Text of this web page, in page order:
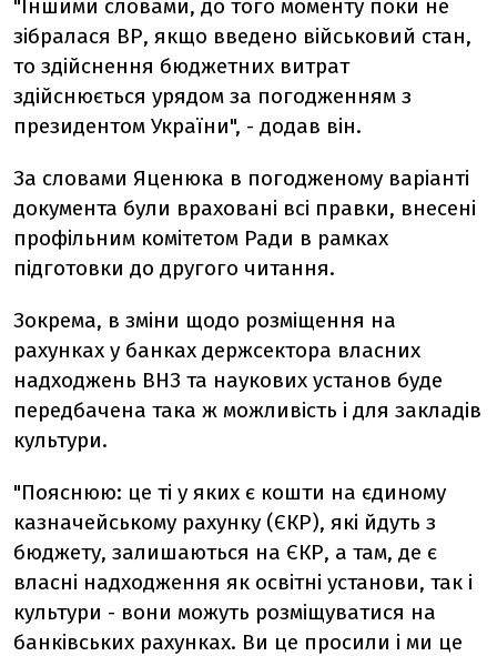
"Іншими словами, до того моменту поки не
зібралася ВР, якщо введено військовий стан,
то здійснення бюджетних витрат
здійснюється урядом за погодженням з
президентом України", - додав він.
За словами Яценюка в погодженому варіанті
документа були враховані всі правки, внесені
профільним комітетом Ради в рамках
підготовки до другого читання.
Зокрема, в зміни щодо розміщення на
рахунках у банках держсектора власних
надходжень ВНЗ та наукових установ буде
передбачена така ж можливість і для закладів
культури.
"Пояснюю: це ті у яких є кошти на єдиному
казначейському рахунку (ЄКР), які йдуть з
бюджету, залишаються на ЄКР, а там, де є
власні надходження як освітні установи, так і
культури - вони можуть розміщуватися на
банківських рахунках. Ви це просили і ми це